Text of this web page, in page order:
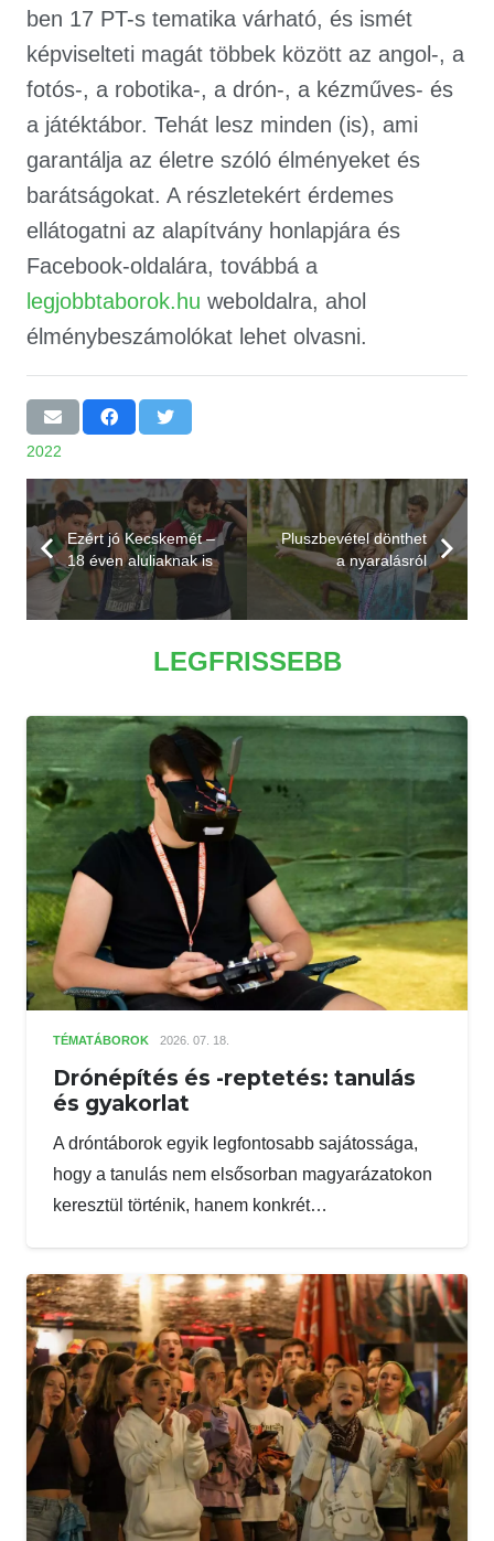
ben 17 PT-s tematika várható, és ismét
képviselteti magát többek között az angol-, a
fotós-, a robotika-, a drón-, a kézműves- és
a játéktábor. Tehát lesz minden (is), ami
garantálja az életre szóló élményeket és
barátságokat. A részletekért érdemes
ellátogatni az alapítvány honlapjára és
Facebook-oldalára, továbbá a
legjobbtaborok.hu weboldalra, ahol
élménybeszámolókat lehet olvasni.
2022
Ezért jó Kecskemét –
18 éven aluliaknak is
Pluszbevétel dönthet
a nyaralásról
LEGFRISSEBB
TÉMATÁBOROK 2026. 07. 18.
Drónépítés és -reptetés: tanulás
és gyakorlat
A dróntáborok egyik legfontosabb sajátossága,
hogy a tanulás nem elsősorban magyarázatokon
keresztül történik, hanem konkrét…